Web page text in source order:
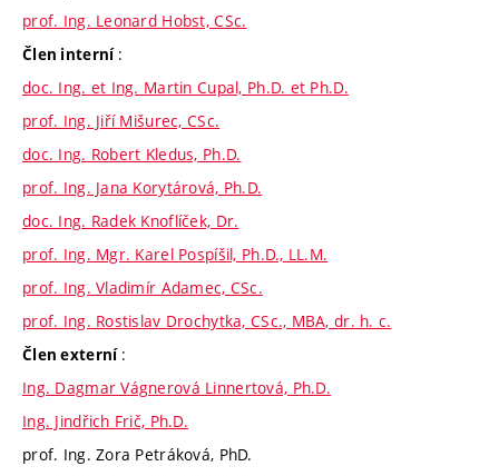
prof. Ing. Leonard Hobst, CSc.
Člen interní :
doc. Ing. et Ing. Martin Cupal, Ph.D. et Ph.D.
prof. Ing. Jiří Mišurec, CSc.
doc. Ing. Robert Kledus, Ph.D.
prof. Ing. Jana Korytárová, Ph.D.
doc. Ing. Radek Knoflíček, Dr.
prof. Ing. Mgr. Karel Pospíšil, Ph.D., LL.M.
prof. Ing. Vladimír Adamec, CSc.
prof. Ing. Rostislav Drochytka, CSc., MBA, dr. h. c.
Člen externí :
Ing. Dagmar Vágnerová Linnertová, Ph.D.
Ing. Jindřich Frič, Ph.D.
prof. Ing. Zora Petráková, PhD.